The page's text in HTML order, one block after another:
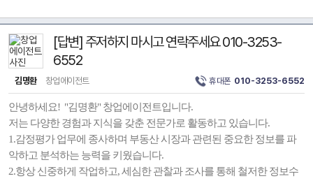
[답변] 주저하지 마시고 연락주세요 010-3253-
6552
김명환 창업에이전트 휴대폰 010-3253-6552
안녕하세요! "김명환" 창업에이전트입니다.
저는 다양한 경험과 지식을 갖춘 전문가로 활동하고 있습니다.
1.감정평가 업무에 종사하며 부동산 시장과 관련된 중요한 정보를 파
악하고 분석하는 능력을 키웠습니다.
2.항상 신중하게 작업하고, 세심한 관찰과 조사를 통해 철저한 정보수